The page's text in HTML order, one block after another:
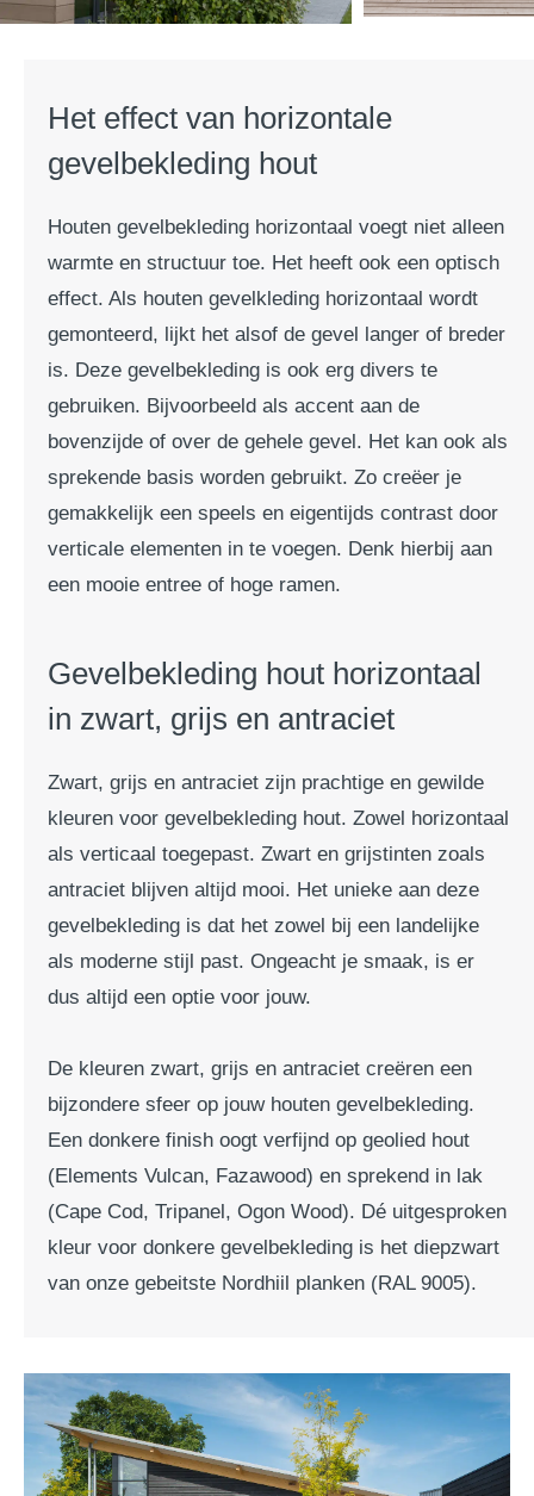
Het effect van horizontale
gevelbekleding hout
Houten gevelbekleding horizontaal voegt niet alleen
warmte en structuur toe. Het heeft ook een optisch
effect. Als houten gevelkleding horizontaal wordt
gemonteerd, lijkt het alsof de gevel langer of breder
is. Deze gevelbekleding is ook erg divers te
gebruiken. Bijvoorbeeld als accent aan de
bovenzijde of over de gehele gevel. Het kan ook als
sprekende basis worden gebruikt. Zo creëer je
gemakkelijk een speels en eigentijds contrast door
verticale elementen in te voegen. Denk hierbij aan
een mooie entree of hoge ramen.
Gevelbekleding hout horizontaal
in zwart, grijs en antraciet
Zwart, grijs en antraciet zijn prachtige en gewilde
kleuren voor gevelbekleding hout. Zowel horizontaal
als verticaal toegepast. Zwart en grijstinten zoals
antraciet blijven altijd mooi. Het unieke aan deze
gevelbekleding is dat het zowel bij een landelijke
als moderne stijl past. Ongeacht je smaak, is er
dus altijd een optie voor jouw.
De kleuren zwart, grijs en antraciet creëren een
bijzondere sfeer op jouw houten gevelbekleding.
Een donkere finish oogt verfijnd op geolied hout
(Elements Vulcan, Fazawood) en sprekend in lak
(Cape Cod, Tripanel, Ogon Wood). Dé uitgesproken
kleur voor donkere gevelbekleding is het diepzwart
van onze gebeitste Nordhiil planken (RAL 9005).